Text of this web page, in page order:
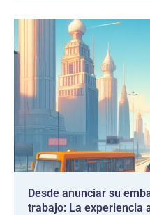
Desde anunciar su
trabajo: La experiencia